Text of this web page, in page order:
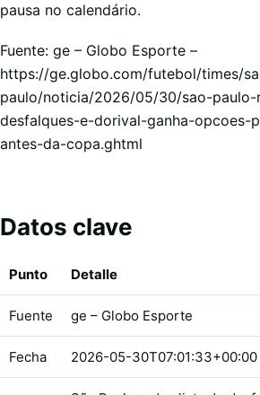
pausa no calendário.
Fuente: ge – Globo Esporte –
https://ge.globo.com/futebol/times/
paulo/noticia/2026/05/30/sao-
desfalques-e-dorival-ganha-opcoes-
antes-da-copa.ghtml
Datos clave
Punto Detalle
Fuente ge – Globo Esporte
Fecha 2026-05-30T07:01:33+00:00